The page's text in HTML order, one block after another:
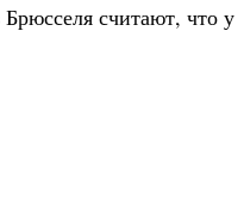
считают, что у